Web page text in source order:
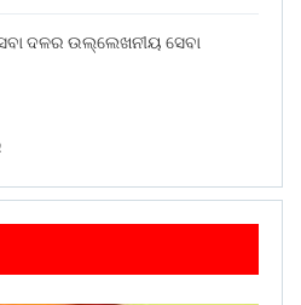
ଦଳର ଉଲ୍ଲେଖନୀୟ ସେବା